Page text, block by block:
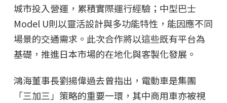
城市投入營運，累積實際運行經驗；中型巴士
Model U則以靈活設計與多功能特性，能因應不同
場景的交通需求。此次合作將以這些既有平台為
基礎，推進日本市場的在地化與客製化發展。
鴻海董事長劉揚偉過去曾指出，電動車是集團
「三加三」策略的重要一環，其中商用車亦被視